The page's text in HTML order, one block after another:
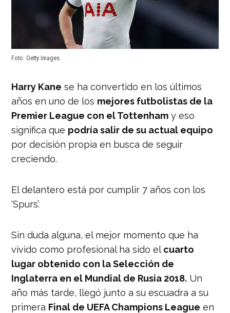
Foto: Getty Images
Harry Kane se ha convertido en los últimos
años en uno de los mejores futbolistas de la
Premier League con el Tottenham y eso
significa que podría salir de su actual equipo
por decisión propia en busca de seguir
creciendo.
El delantero está por cumplir 7 años con los
‘Spurs’.
Sin duda alguna, el mejor momento que ha
vivido como profesional ha sido el cuarto
lugar obtenido con la Selección de
Inglaterra en el Mundial de Rusia 2018. Un
año más tarde, llegó junto a su escuadra a su
primera Final de UEFA Champions League en